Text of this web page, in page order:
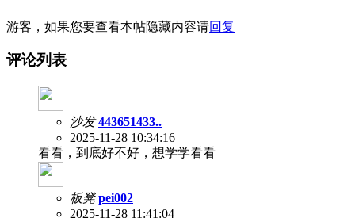
游客，如果您要查看本帖隐藏内容请回复
评论列表
沙发 443651433..
2025-11-28 10:34:16
看看，到底好不好，想学学看看
板凳 pei002
2025-11-28 11:41:04